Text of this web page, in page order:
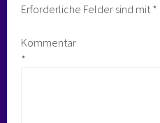
Erforderliche Felder sind mit *
Kommentar
*